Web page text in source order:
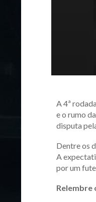
A 4ª
e o rumo
disputa
Dentre os
A
por um
Relembre